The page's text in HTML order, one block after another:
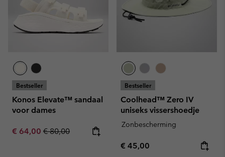
Bestseller
Konos Elevate™ sandaal
voor dames
Sale price:
€ 64,00 Regular price:
€ 80,00
Bestseller
Coolhead™ Zero IV
uniseks vissershoedje
Zonbescherming
Regular price:
€ 45,00